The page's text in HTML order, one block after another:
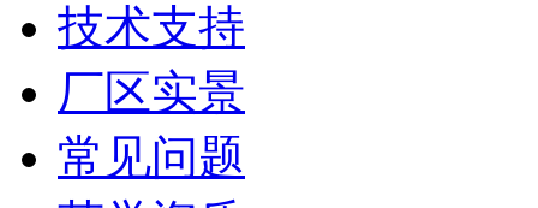
技术支持
厂区实景
常见问题